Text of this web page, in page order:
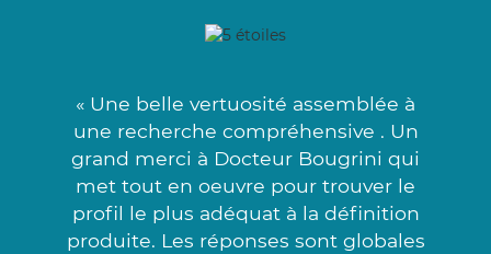
« Une belle vertuosité assemblée à
une recherche compréhensive . Un
grand merci à Docteur Bougrini qui
met tout en oeuvre pour trouver le
profil le plus adéquat à la définition
produite. Les réponses sont globales